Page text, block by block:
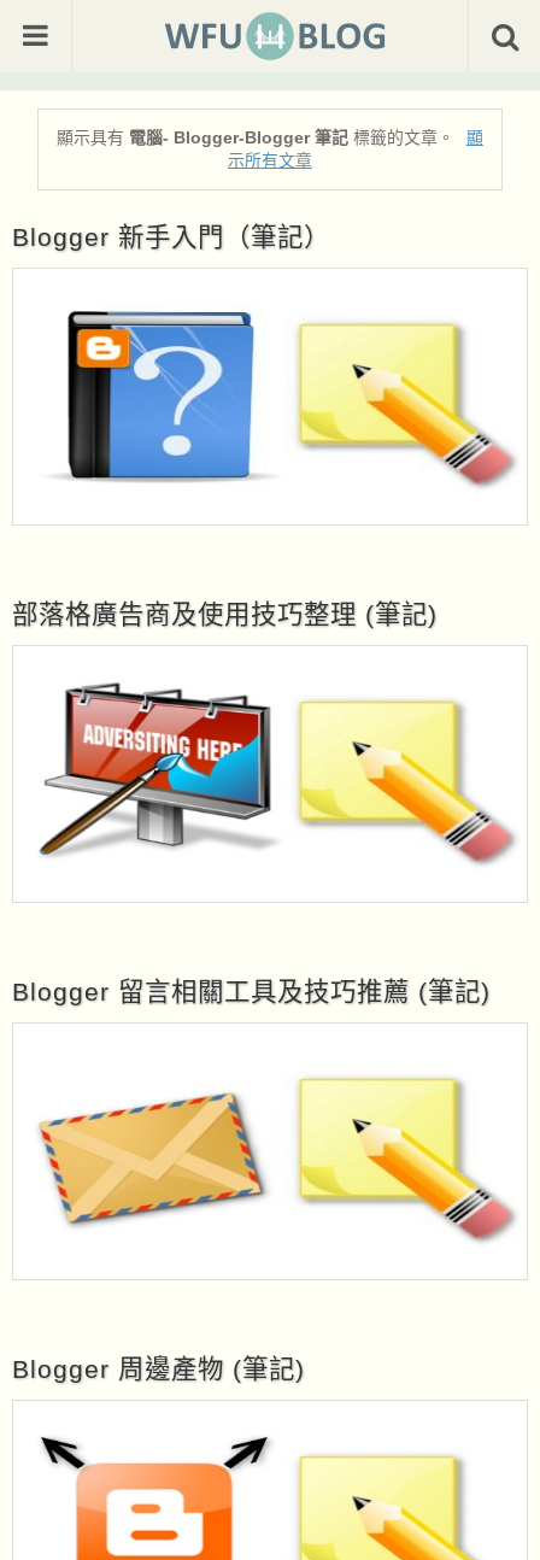
顯示具有 電腦- Blogger-Blogger 筆記 標籤的文章。
顯
示所有文章
Blogger 新手入門（筆記）
部落格廣告商及使用技巧整理 (筆記)
Blogger 留言相關工具及技巧推薦 (筆記)
Blogger 周邊產物 (筆記)